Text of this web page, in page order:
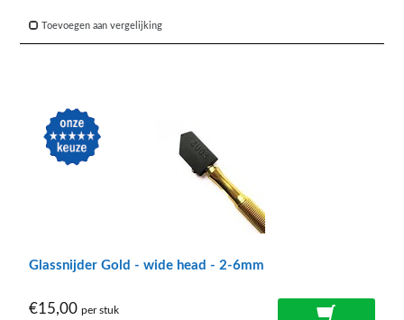
Toevoegen aan vergelijking
Glassnijder Gold - wide head - 2-6mm
€15,00 per stuk